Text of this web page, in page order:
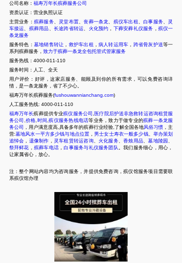
公司名称： 福寿万年长殡葬服务公司
资质认证：营业执照认证
主营业务： 殡葬服务、 灵堂布置 、丧葬一条龙 殡仪车出租 、白事服务
灵
车接运
殡葬用品 长途跨省转运 火化预约 ， 下葬安葬礼仪服务 ， 殡仪一
条龙服务
服务特色： 墓地销售转让 ， 救护车出租 ， 病人转运用车 ， 跨省骨灰护送等一
系列殡葬服务， 致力于殡葬一条龙全包托管式管家服务
服务热线：4000-011-110
服务时间：人工、全天
用户评价：好评，这家店服务、能顾及到你的所有需求，可以免费咨询详
情，是一条龙服务，省了不少心。
福寿万年长殡葬服务(fushouwannianchang.com)
人工服务热线: 4000-011-110
福寿万年长殡葬提供专业殡仪服务公司 医疗院后护送非急救转运咨询租赁服
务公司 价格 时间 殡仪服务热线电话等业务，致力于做专业的殡葬一条龙服
务公司
，用户满意度高,具备多年的殡葬行业经验,了解全国各地风俗习惯 ，主
营:墓地风水一平方多少钱与地点位置 ， 男士女士寿衣一般多少钱、 举办策划
追悼会 ， 遗像制作 ， 灵车租赁转运咨询、 火化服务、香烛用品 、墓地陵园
祭拜鲜花 ， 殡葬车电话 ，白事服务与礼仪服务团队
。我们服务细心，用心，
让家属省心，放心。
注：整个网站内容均为咨询服务，并提供免费咨询，殡仪馆服务项目需要联
系殡仪馆办理